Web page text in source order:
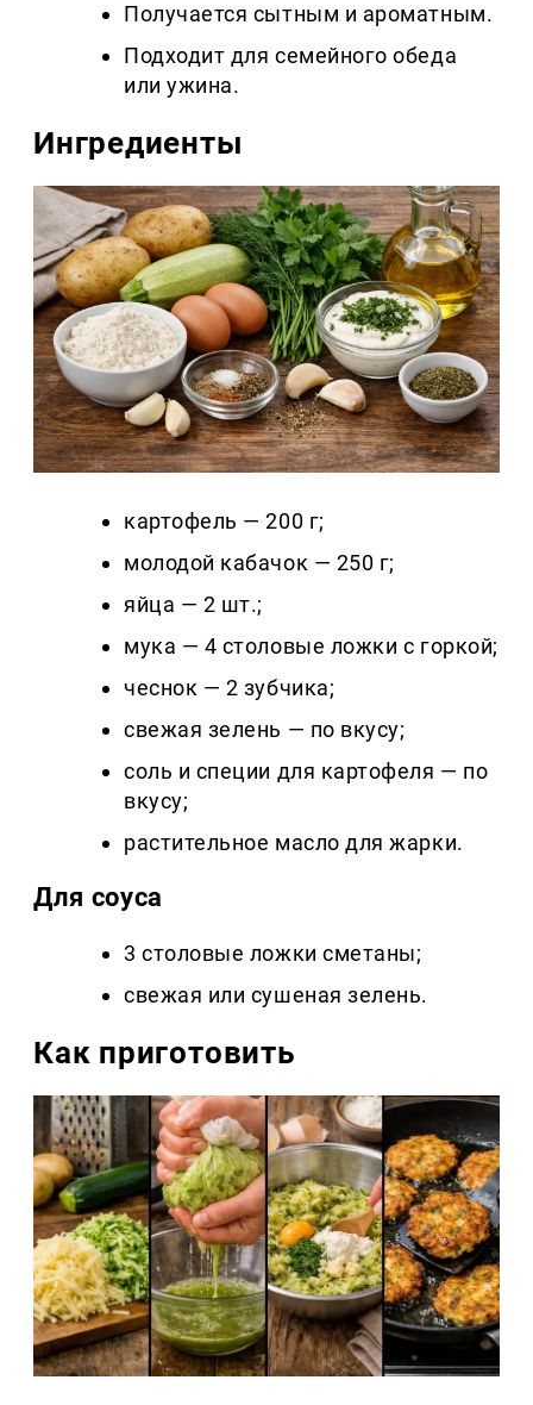
Получается сытным и ароматным.
Подходит для семейного обеда
или ужина.
Ингредиенты
картофель — 200 г;
молодой кабачок — 250 г;
яйца — 2 шт.;
мука — 4 столовые ложки с горкой;
чеснок — 2 зубчика;
свежая зелень — по вкусу;
соль и специи для картофеля — по
вкусу;
растительное масло для жарки.
Для соуса
3 столовые ложки сметаны;
свежая или сушеная зелень.
Как приготовить